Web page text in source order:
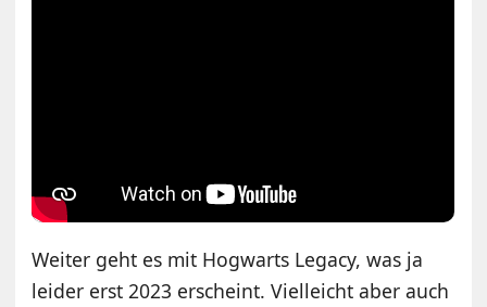
Weiter geht es mit Hogwarts Legacy, was ja
leider erst 2023 erscheint. Vielleicht aber auch